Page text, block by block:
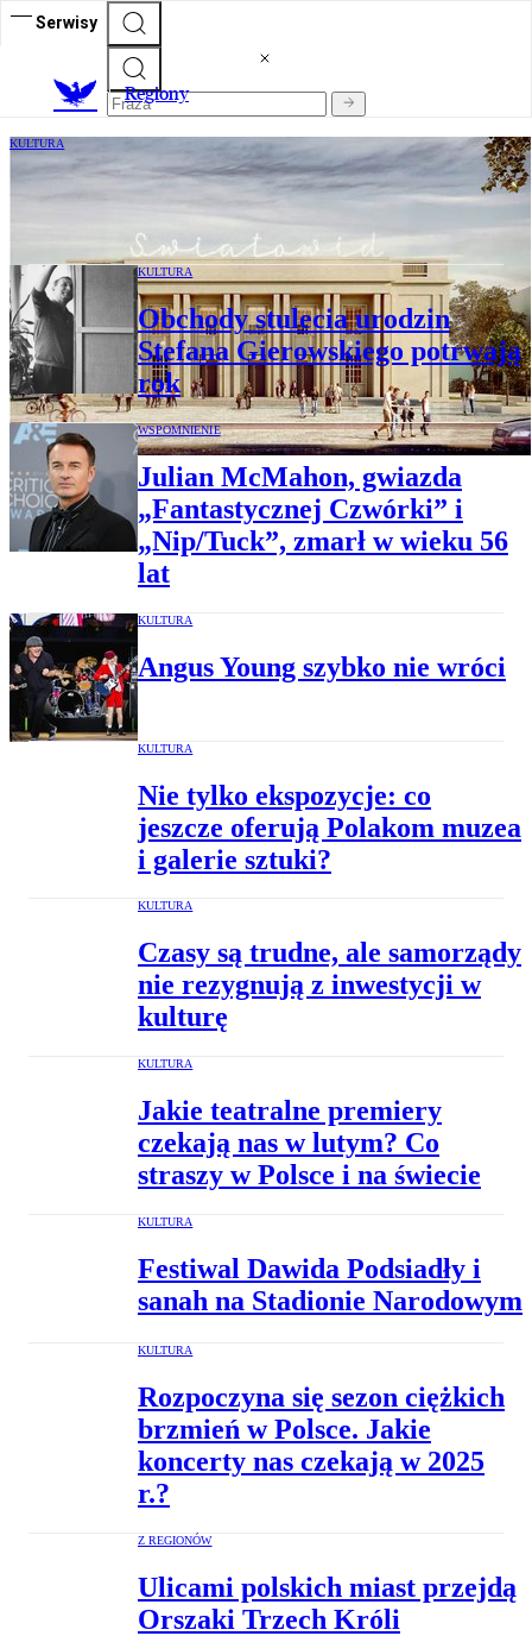
Serwisy
Regiony
KULTURA
Kultura – siłą napędową polskich miast
KULTURA
Obchody stulecia urodzin
Stefana Gierowskiego potrwają
rok
WSPOMNIENIE
Julian McMahon, gwiazda
„Fantastycznej Czwórki” i
„Nip/Tuck”, zmarł w wieku 56
lat
KULTURA
Angus Young szybko nie wróci
KULTURA
Nie tylko ekspozycje: co
jeszcze oferują Polakom muzea
i galerie sztuki?
KULTURA
Czasy są trudne, ale samorządy
nie rezygnują z inwestycji w
kulturę
KULTURA
Jakie teatralne premiery
czekają nas w lutym? Co
straszy w Polsce i na świecie
KULTURA
Festiwal Dawida Podsiadły i
sanah na Stadionie Narodowym
KULTURA
Rozpoczyna się sezon ciężkich
brzmień w Polsce. Jakie
koncerty nas czekają w 2025
r.?
Z REGIONÓW
Ulicami polskich miast przejdą
Orszaki Trzech Króli